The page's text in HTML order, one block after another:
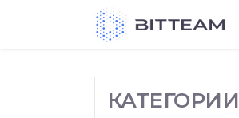
КАТЕГОРИИ